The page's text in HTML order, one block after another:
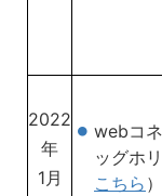
2022
年
1月
webコ
ッグホ
こちら ）